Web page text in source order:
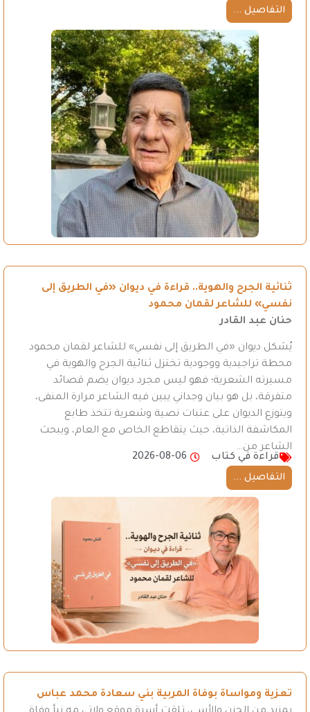
التفاصيل ...
ثنائية الجرح والهوية.. قراءة في ديوان «في الطريق إلى
نفسي» للشاعر لقمان محمود
حنان عبد القادر
يُشكل ديوان «في الطريق إلى نفسي» للشاعر لقمان محمود
محطة تراجيدية ووجودية تختزل ثنائية الجرح والهوية في
مسيرته الشعرية؛ فهو ليس مجرد ديوان يضم قصائد
متفرقة، بل هو بيان وجداني يبين فيه الشاعر مرارة المنفى،
ويتوزع الديوان على عتبات نصية وشعرية تتخذ طابع
المكاشفة الذاتية، حيث يتقاطع الخاص مع العام، ويبحث
الشاعر من…
قراءة في كتاب
2026-08-06
التفاصيل ...
تعزية ومواساة بوفاة المربية بني سعادة محمد عباس